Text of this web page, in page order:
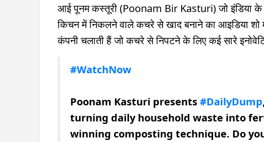
आई पूनम कस्तूरी (Poonam Bir Kasturi) जो इंडिया
किचन में निकलने वाले कचरे से खाद बनाने का आइडिया
कंपनी चलाती हैं जो कचरे से निपटने के लिए कई सारे
#WatchNow
Poonam Kasturi presents#DailyDump
turning daily household waste into
winning composting technique. Do